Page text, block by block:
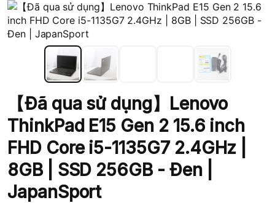
【Đã qua sử dụng】Lenovo
ThinkPad E15 Gen 2 15.6 inch
FHD Core i5-1135G7 2.4GHz |
8GB | SSD 256GB - Đen |
JapanSport